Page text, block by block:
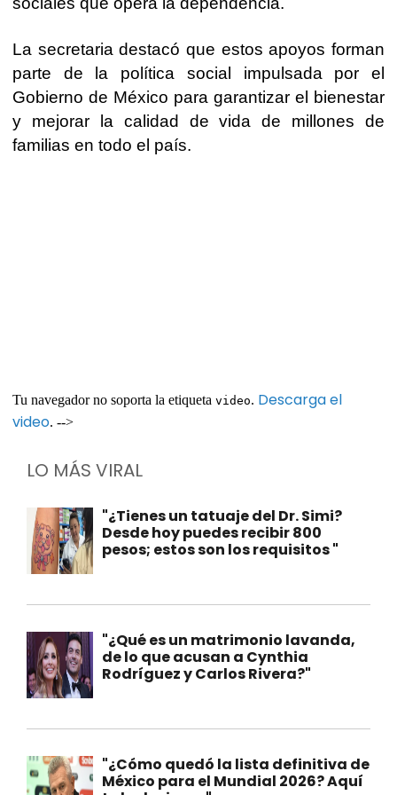
La secretaria destacó que estos apoyos forman
parte de la política social impulsada por el
Gobierno de México para garantizar el bienestar
y mejorar la calidad de vida de millones de
familias en todo el país.
Tu navegador no soporta la etiqueta video. Descarga el
video. -->
LO MÁS VIRAL
"¿Tienes un tatuaje del Dr. Simi?
Desde hoy puedes recibir 800
pesos; estos son los requisitos "
"¿Qué es un matrimonio lavanda,
de lo que acusan a Cynthia
Rodríguez y Carlos Rivera?"
"¿Cómo quedó la lista definitiva de
México para el Mundial 2026? Aquí